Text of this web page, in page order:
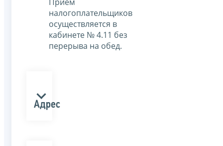
налогоплательщиков
осуществляется в
кабинете № 4.11 без
перерыва на обед.
Адрес